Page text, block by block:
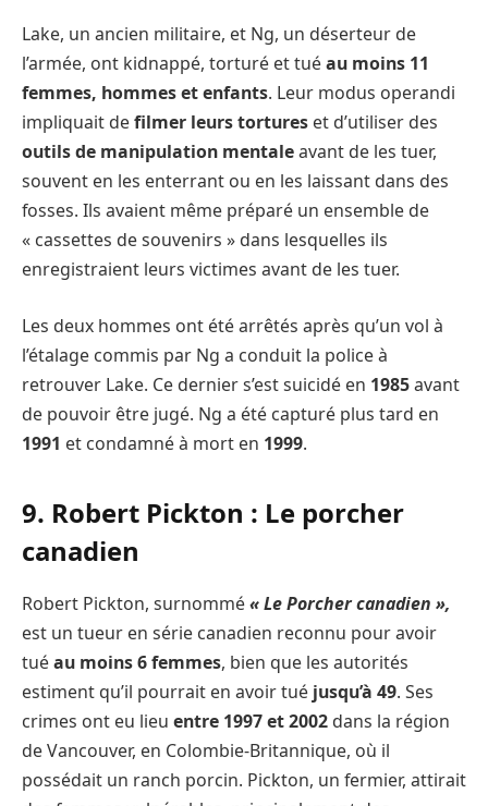
Lake, un ancien militaire, et Ng, un déserteur de
l’armée, ont kidnappé, torturé et tuéau moins 11
femmes, hommes et enfants. Leur modus operandi
impliquait defilmer leurs tortures et d’utiliser des
outils de manipulation mentaleavant de les tuer,
souvent en les enterrant ou en les laissant dans des
fosses. Ils avaient même préparé un ensemble de
« cassettes de souvenirs » dans lesquelles ils
enregistraient leurs victimes avant de les tuer.
Les deux hommes ont été arrêtés après qu’un vol à
l’étalage commis par Ng a conduit la police à
retrouver Lake. Ce dernier s’est suicidé en 1985avant
de pouvoir être jugé. Ng a été capturé plus tard en
1991 et condamné à mort en 1999.
9. Robert Pickton : Le porcher
canadien
Robert Pickton, surnommé« Le Porcher canadien »,
est un tueur en série canadien reconnu pour avoir
tuéau moins 6 femmes, bien que les autorités
estiment qu’il pourrait en avoir tué jusqu’à 49. Ses
crimes ont eu lieu entre 1997 et 2002 dans la région
de Vancouver, en Colombie-Britannique, où il
possédait un ranch porcin. Pickton, un fermier, attirait